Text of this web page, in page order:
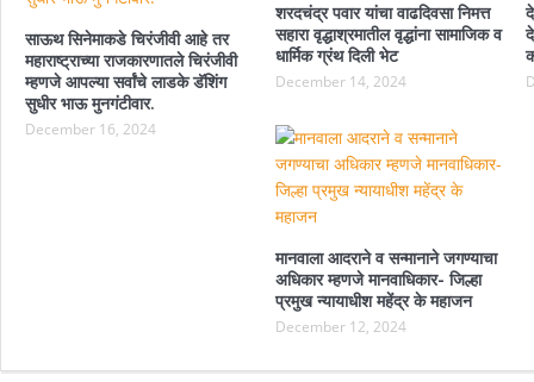
साऊथ सिनेमाकडे चिरंजीवी आहे तर
महाराष्ट्राच्या राजकारणातले चिरंजीवी
म्हणजे आपल्या सर्वांचे लाडके डॅशिंग
सुधीर भाऊ मुनगंटीवार.
December 16, 2024
शरदचंद्र पवार यांचा वाढदिवसा निमत्त
सहारा वृद्धाश्रमातील वृद्धांना सामाजिक व
धार्मिक ग्रंथ दिली भेट
December 14, 2024
मानवाला आदराने व सन्मानाने जगण्याचा
अधिकार म्हणजे मानवाधिकार- जिल्हा
प्रमुख न्यायाधीश महेंद्र के महाजन
December 12, 2024